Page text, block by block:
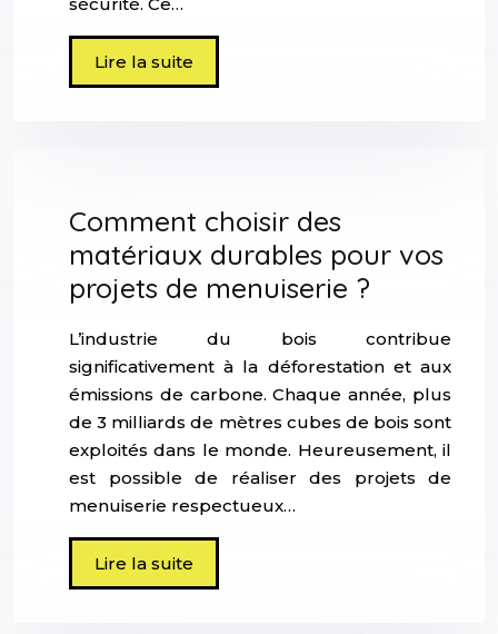
Lire la suite
Comment choisir des
matériaux durables pour vos
projets de menuiserie ?
L’industrie du bois contribue
significativement à la déforestation et aux
émissions de carbone. Chaque année, plus
de 3 milliards de mètres cubes de bois sont
exploités dans le monde. Heureusement, il
est possible de réaliser des projets de
menuiserie respectueux…
Lire la suite